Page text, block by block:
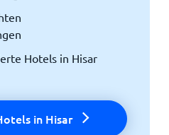
Hotels in Hisar
in Hisar